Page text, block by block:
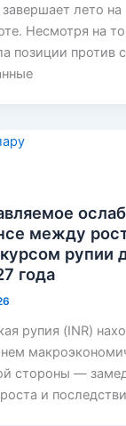
лето на
Несмотря на
позиции против
между
рупии
года
рупия (INR)
стороны —
и